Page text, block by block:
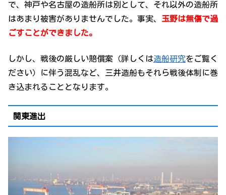
で、神戸や名古屋の造船所は別として、それ以外の造船所
はあまり被害がありませんでした。事実、 玉野は無傷で過
ごすことができました。
しかし、戦後の厳しい賠償案（詳しくは造船研究をご覧く
ださい）に伴う混乱など、三井造船もそれら戦後体制に巻
き込まれることとなります。
関東進出